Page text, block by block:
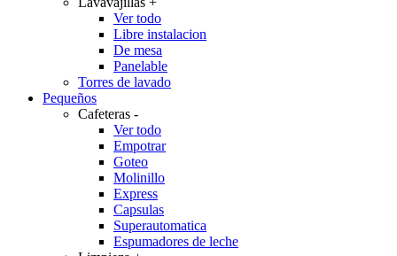
Ver todo
Libre instalacion
De mesa
Panelable
Torres de lavado
Pequeños
Cafeteras -
Ver todo
Empotrar
Goteo
Molinillo
Express
Capsulas
Superautomatica
Espumadores de leche